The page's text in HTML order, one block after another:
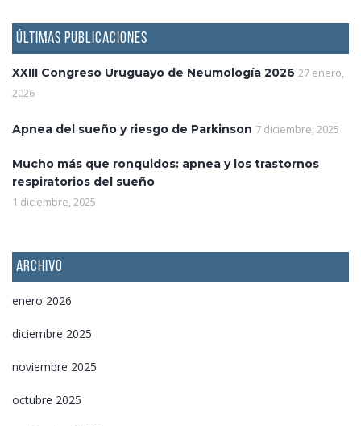
ÚLTIMAS PUBLICACIONES
XXIII Congreso Uruguayo de Neumología 2026 27 enero,
2026
Apnea del sueño y riesgo de Parkinson 7 diciembre, 2025
Mucho más que ronquidos: apnea y los trastornos
respiratorios del sueño
1 diciembre, 2025
ARCHIVO
enero 2026
diciembre 2025
noviembre 2025
octubre 2025